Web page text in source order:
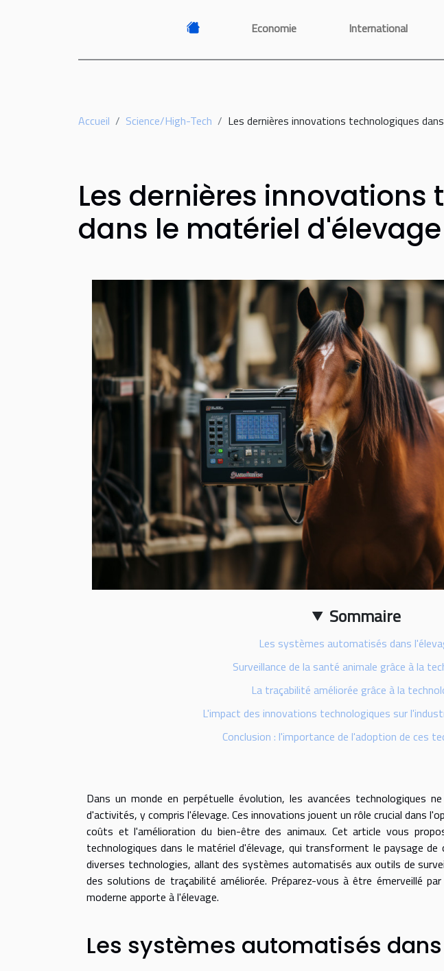
Economie International
Accueil Science/High-Tech Les dernières innovations technologiques
Les dernières innovations
dans le matériel d'élevage
Sommaire
Les systèmes automatisés dans
Surveillance de la santé animale grâce à la
La traçabilité améliorée grâce à la
L'impact des innovations technologiques sur
Conclusion : l'importance de l'adoption de ces
Dans un monde en perpétuelle évolution, les avancées technologiques
d'activités, y compris l'élevage. Ces innovations jouent un rôle crucial dans
coûts et l'amélioration du bien-être des animaux. Cet article vous
technologiques dans le matériel d'élevage, qui transforment le paysage
diverses technologies, allant des systèmes automatisés aux outils de
des solutions de traçabilité améliorée. Préparez-vous à être émerveillé
moderne apporte à l'élevage.
Les systèmes automatisés